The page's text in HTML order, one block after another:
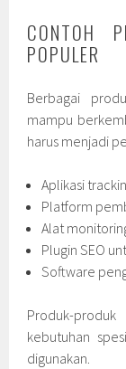
CONTOH
POPULER
Berbagai
mampu
harus menjadi
Aplikasi
Platform
Alat
Plugin SEO
Software
Produk-
kebutuhan
digunakan.